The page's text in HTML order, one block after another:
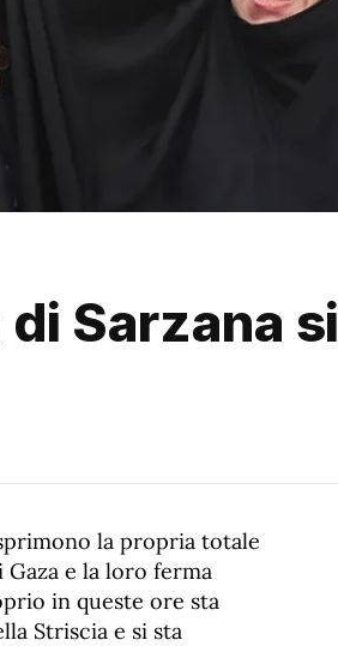
Sarzana si
la propria totale
e la loro ferma
in queste ore sta
Striscia e si sta